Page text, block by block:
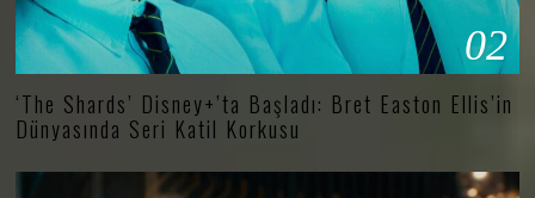
02
‘The Shards’ Disney+’ta Başladı: Bret Easton Ellis’in
Dünyasında Seri Katil Korkusu